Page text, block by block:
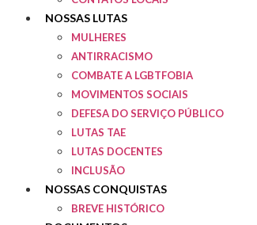
NOSSAS LUTAS
MULHERES
ANTIRRACISMO
COMBATE A LGBTFOBIA
MOVIMENTOS SOCIAIS
DEFESA DO SERVIÇO PÚBLICO
LUTAS TAE
LUTAS DOCENTES
INCLUSÃO
NOSSAS CONQUISTAS
BREVE HISTÓRICO